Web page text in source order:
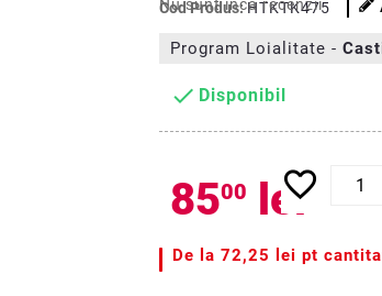
Cod Produs:HTKTK475
Nu sunt inca recenzii
Program Loialitate -
 Disponibil
8500 lei
favorite_border
De la 72,25 lei pt